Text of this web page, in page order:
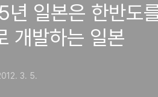
일본은 한반도
개발하는 일본
3. 5.